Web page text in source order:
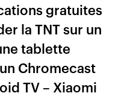
gratuites
la TNT sur un
tablette
Chromecast
TV – Xiaomi